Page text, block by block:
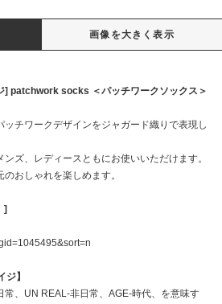
画像を大きく表示
] patchwork socks ＜パッチワークソックス＞
チワークデザインをジャガード織りで表現し
ズ、レディースともにお使いいただけます。
おしゃれを楽しめます。
]
ジ】
常、UN REAL-非日常、AGE-時代、を意味す